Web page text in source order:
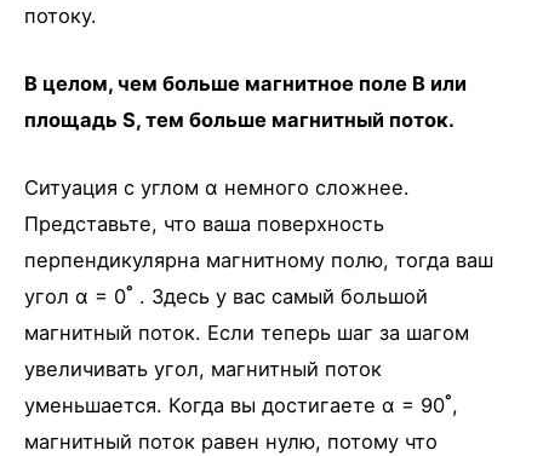
потоку.
В целом, чем больше магнитное поле B или
площадь S, тем больше магнитный поток.
Ситуация с углом α немного сложнее.
Представьте, что ваша поверхность
перпендикулярна магнитному полю, тогда ваш
угол α = 0° . Здесь у вас самый большой
магнитный поток. Если теперь шаг за шагом
увеличивать угол, магнитный поток
уменьшается. Когда вы достигаете α = 90°,
магнитный поток равен нулю, потому что